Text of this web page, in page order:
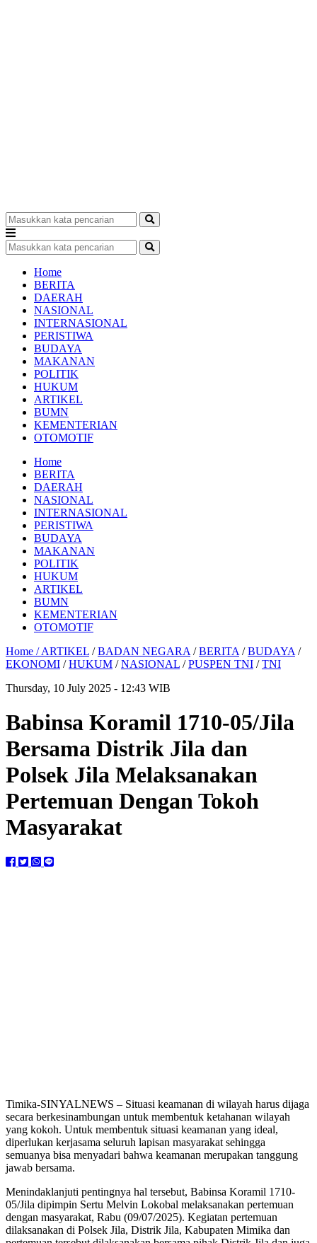
Home
BERITA
DAERAH
NASIONAL
INTERNASIONAL
PERISTIWA
BUDAYA
MAKANAN
POLITIK
HUKUM
ARTIKEL
BUMN
KEMENTERIAN
OTOMOTIF
Home
BERITA
DAERAH
NASIONAL
INTERNASIONAL
PERISTIWA
BUDAYA
MAKANAN
POLITIK
HUKUM
ARTIKEL
BUMN
KEMENTERIAN
OTOMOTIF
Home /ARTIKEL /BADAN NEGARA /BERITA /BUDAYA /
EKONOMI /HUKUM /NASIONAL /PUSPEN TNI /TNI
Thursday, 10 July 2025 - 12:43 WIB
Babinsa Koramil 1710-05/Jila
Bersama Distrik Jila dan
Polsek Jila Melaksanakan
Pertemuan Dengan Tokoh
Masyarakat
Timika-SINYALNEWS – Situasi keamanan di wilayah harus dijaga
secara berkesinambungan untuk membentuk ketahanan wilayah
yang kokoh. Untuk membentuk situasi keamanan yang ideal,
diperlukan kerjasama seluruh lapisan masyarakat sehingga
semuanya bisa menyadari bahwa keamanan merupakan tanggung
jawab bersama.
Menindaklanjuti pentingnya hal tersebut, Babinsa Koramil 1710-
05/Jila dipimpin Sertu Melvin Lokobal melaksanakan pertemuan
dengan masyarakat, Rabu (09/07/2025). Kegiatan pertemuan
dilaksanakan di Polsek Jila, Distrik Jila, Kabupaten Mimika dan